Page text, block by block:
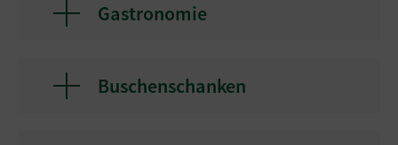
Gastronomie
Buschenschanken